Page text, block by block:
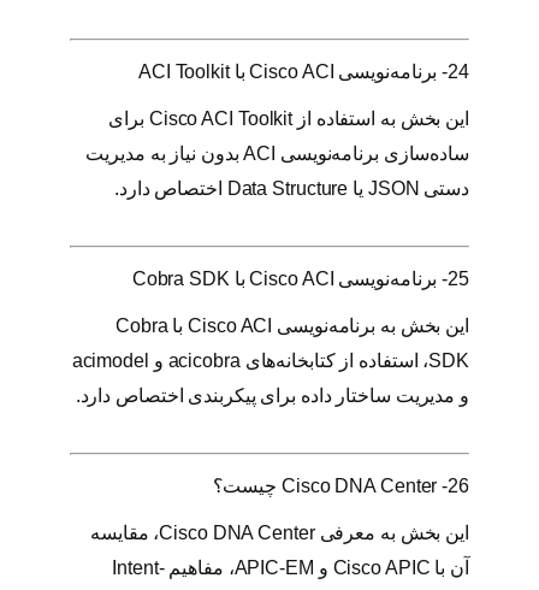
24- برنامه‌نویسی Cisco ACI با ACI Toolkit
این بخش به استفاده از Cisco ACI Toolkit برای
ساده‌سازی برنامه‌نویسی ACI بدون نیاز به مدیریت
دستی JSON یا Data Structure اختصاص دارد.
25- برنامه‌نویسی Cisco ACI با Cobra SDK
این بخش به برنامه‌نویسی Cisco ACI با Cobra
SDK، استفاده از کتابخانه‌های acicobra و acimodel
و مدیریت ساختار داده برای پیکربندی اختصاص دارد.
26- Cisco DNA Center چیست؟
این بخش به معرفی Cisco DNA Center، مقایسه
آن با Cisco APIC و APIC-EM، مفاهیم Intent-